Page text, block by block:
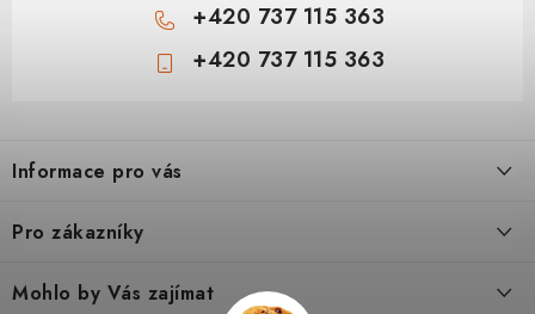
+420 737 115 363
+420 737 115 363
p
a
Informace pro vás
Kontakty
Pro zákazníky
Podmínky ochrany osobní údaje
Mohlo by Vás zajímat